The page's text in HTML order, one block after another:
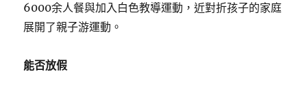
6000余人餐與加入白色教導運動，近對折孩子的家庭
展開了親子游運動。
能否放假